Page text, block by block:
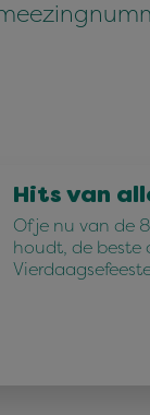
Hits van
Of je nu van de
houdt, de beste